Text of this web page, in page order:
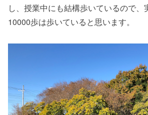
し、授業中にも結構歩いているので、
10000歩は歩いていると思います。